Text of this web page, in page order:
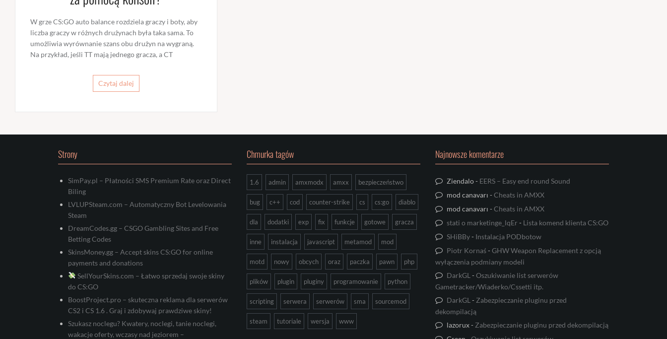
W grze CS:GO auto balance rozdziela graczy i boty, aby
liczba graczy w różnych drużynach była taka sama. To
umożliwia wyrównanie szans obu drużyn na wygraną.
Na przykład, jeśli TT mają jednego gracza, a CT
Czytaj dalej
Strony
SimPay.pl – Płatności SMS Premium Rate oraz Direct
Biling
LVLUPSteam.com – Automatyczny Bot Levelowania
Steam
DreamCodes.gg – CSGO Gambling Sites and Free
Betting Codes
SkinsMoney.gg – Accept skins CS:GO for online
payments and donations
SellYourSkins.com – Łatwo sprzedaj swoje skiny
do CS:GO
BoostProject.pro – skuteczna reklama dla serwerów
CS2 i CS 1.6 . Graj i zdobywaj prawdziwe skiny!
Szukasz noclegu? Kwatery, noclegi, tanie noclegi,
wakacje oferty, wczasy nad jeziorem –
Chmurka tagów
1.6 admin amxmodx amxx bezpieczeństwo
bug c++ cod counter-strike cs cs:go diablo
dla dodatki exp fix funkcje gotowe gracza
inne instalacja javascript metamod mod
motd nowy obcych oraz paczka pawn php
plików plugin pluginy programowanie python
scripting serwera serwerów sma sourcemod
steam tutoriale wersja www
Najnowsze komentarze
Ziendalo- EERS – Easy end round Sound
mod canavarı -Cheats in AMXX
mod canavarı -Cheats in AMXX
stati o marketinge_lqEr - Lista komend klienta CS:GO
SHiBBy- Instalacja PODbotow
Piotr Kornaś-GHW Weapon Replacement z opcją
wyłączenia podmiany modeli
DarkGL -Oszukiwanie list serwerów
Gametracker/Wiaderko/Cssetti itp.
DarkGL - Zabezpieczanie pluginu przed
dekompilacją
lazorux- Zabezpieczanie pluginu przed dekompilacją